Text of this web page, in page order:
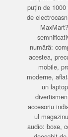
puțin de
de
numără:
acestea,
mobile,
moderne,
un
accesoriu
ul
audio: boxe,